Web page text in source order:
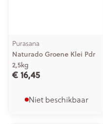
Purasana
Naturado Groene Klei Pdr
2,5kg
€ 16,45
Niet beschikbaar